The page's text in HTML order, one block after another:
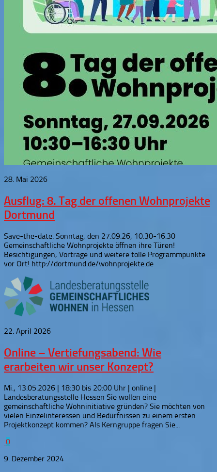
28. Mai 2026
Ausflug: 8. Tag der offenen Wohnprojekte
Dortmund
Save-the-date: Sonntag, den 27.09.26, 10:30-16:30
Gemeinschaftliche Wohnprojekte öffnen ihre Türen!
Besichtigungen, Vorträge und weitere tolle Programmpunkte
vor Ort! http://dortmund.de/wohnprojekte.de
22. April 2026
Online – Vertiefungsabend: Wie
erarbeiten wir unser Konzept?
Mi., 13.05.2026 | 18:30 bis 20:00 Uhr | online |
Landesberatungsstelle Hessen Sie wollen eine
gemeinschaftliche Wohninitiative gründen? Sie möchten von
vielen Einzelinteressen und Bedürfnissen zu einem ersten
Projektkonzept kommen? Als Kerngruppe fragen Sie...
0
9. Dezember 2024